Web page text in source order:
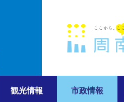
観光情報 市政情報